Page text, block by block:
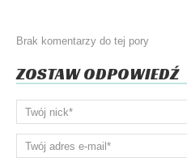
Brak komentarzy do tej pory
ZOSTAW ODPOWIEDŹ